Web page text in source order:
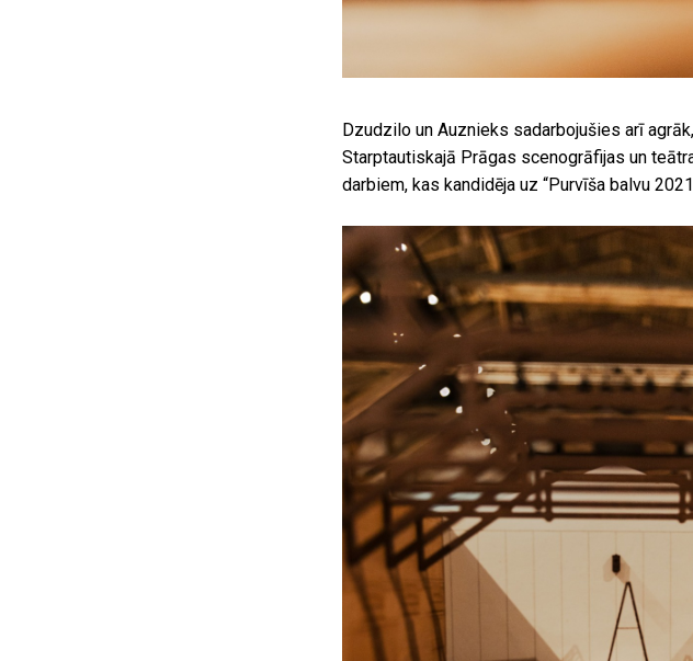
Dzudzilo un Auznieks sadarbojušies arī
Starptautiskajā Prāgas scenogrāfijas un
darbiem, kas kandidēja uz “Purvīša balvu